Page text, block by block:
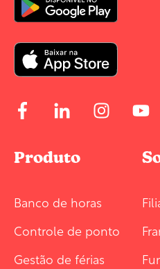
Produto
Banco de horas
Controle de ponto
Gestão de férias